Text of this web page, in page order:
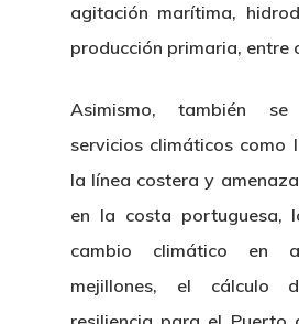
agitación marítima,
producción primaria, entre
Asimismo, también se
servicios climáticos como
la línea costera y
en la costa portuguesa,
cambio climático en
mejillones, el cálculo